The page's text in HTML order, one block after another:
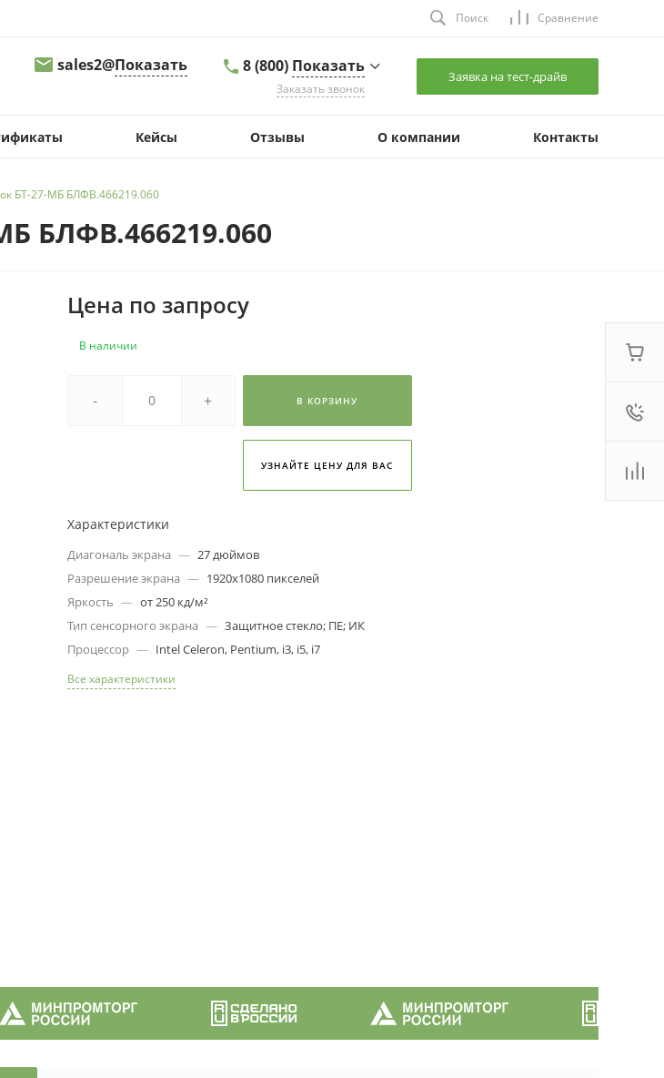
Поиск Сравнение
sales2@Показать 8 (800) Показать
г. Челябинск,
8 (800)
08:00 - 17:00
Маневровая, д. 9, каб.
8 (800)Показать
Заказать звонок
Заявка на тест-драйв
Кейсы Отзывы О компании Контакты
БТ-27-МБ БЛФВ.466219.060
БЛФВ.466219.060
Цена по запросу
В наличии
- + В КОРЗИНУ
УЗНАЙТЕ ЦЕНУ ДЛЯ ВАС
Характеристики
Диагональ экрана — 27 дюймов
Разрешение экрана — 1920x1080 пикселей
Яркость — от 250 кд/м²
Тип сенсорного экрана — Защитное стекло; ПЕ; ИК
Процессор — Intel Celeron, Pentium, i3, i5, i7
Все характеристики